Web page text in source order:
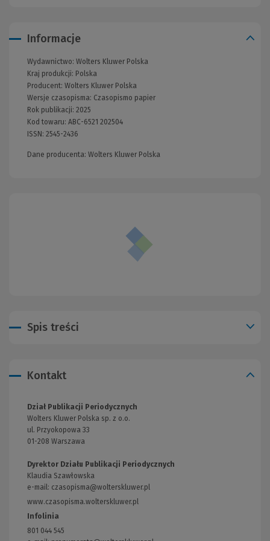
Informacje
Wydawnictwo: Wolters Kluwer Polska
Kraj produkcji: Polska
Producent: Wolters Kluwer Polska
Wersje czasopisma: Czasopismo papier
Rok publikacji: 2025
Kod towaru: ABC-6521 202504
ISSN: 2545-2436
Dane producenta: Wolters Kluwer Polska
Spis treści
Kontakt
Dział Publikacji Periodycznych
Wolters Kluwer Polska sp. z o.o.
ul. Przyokopowa 33
01-208 Warszawa
Dyrektor Działu Publikacji Periodycznych
Klaudia Szawłowska
e-mail: czasopisma@wolterskluwer.pl
www.czasopisma.wolterskluwer.pl
Infolinia
801 044 545